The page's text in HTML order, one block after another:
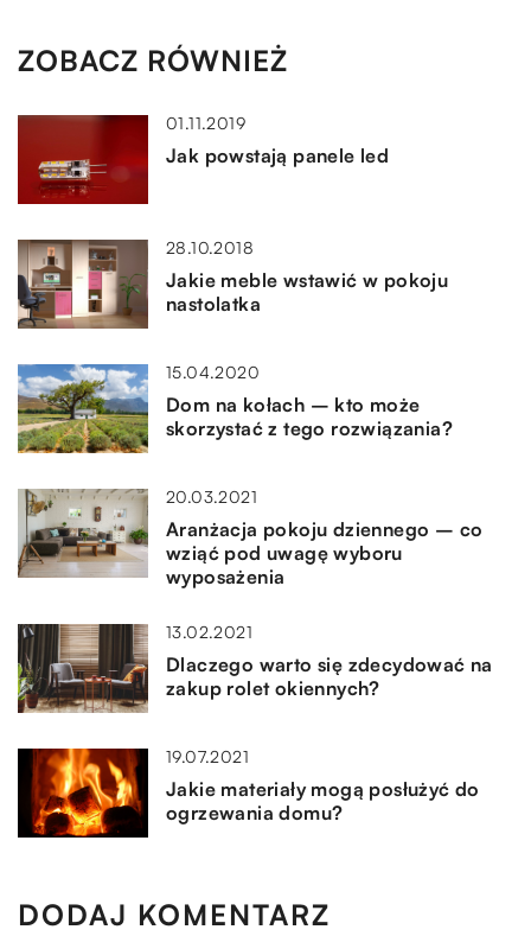
ZOBACZ RÓWNIEŻ
01.11.2019
Jak powstają panele led
28.10.2018
Jakie meble wstawić w pokoju
nastolatka
15.04.2020
Dom na kołach – kto może
skorzystać z tego rozwiązania?
20.03.2021
Aranżacja pokoju dziennego – co
wziąć pod uwagę wyboru
wyposażenia
13.02.2021
Dlaczego warto się zdecydować na
zakup rolet okiennych?
19.07.2021
Jakie materiały mogą posłużyć do
ogrzewania domu?
DODAJ KOMENTARZ